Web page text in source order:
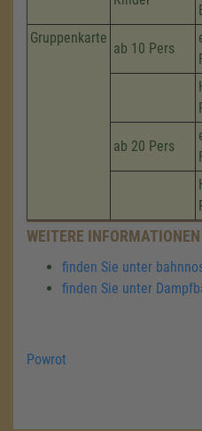
Gruppenkarte
ab 10 Pers
ab 20 Pers
WEITERE
finden Sie unter
finden Sie unter
Powrot